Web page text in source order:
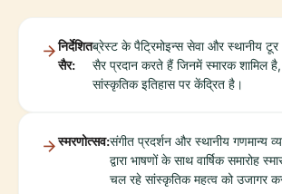
निर्देशित
सैर:
ब्रेस्ट के पैट्रिमोइन्स सेवा और स्थानीय
सैर प्रदान करते हैं जिनमें स्मारक शामिल
सांस्कृतिक इतिहास पर केंद्रित है।
स्मरणोत्सव:संगीत प्रदर्शन और स्थानीय गणमान्य
द्वारा भाषणों के साथ वार्षिक समारोह
चल रहे सांस्कृतिक महत्व को उजागर